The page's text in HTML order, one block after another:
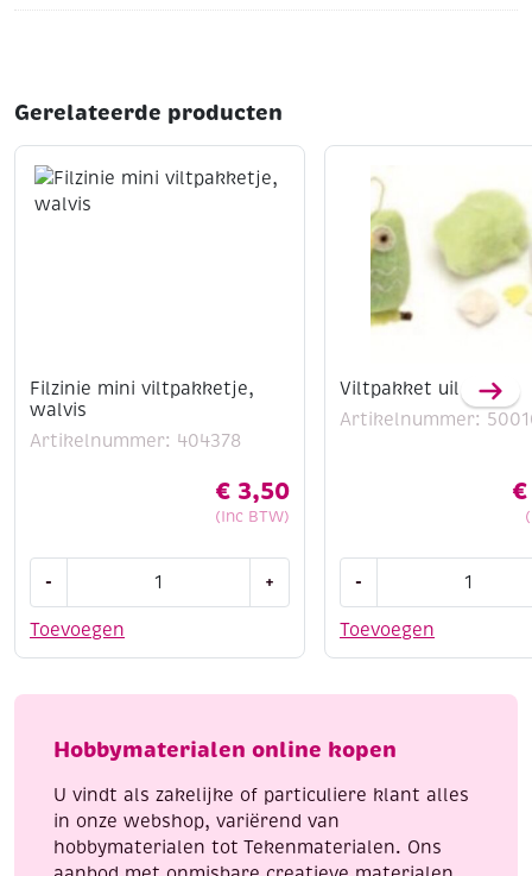
Gerelateerde producten
Filzinie mini viltpakketje,
walvis
Artikelnummer: 404378
€ 3,50
(Inc BTW)
Toevoegen
-
viltpakketje,
+
Viltpakket uil
Artikelnummer:
€
Toevoegen
-
aantal
Hobbymaterialen online kopen
U vindt als zakelijke of particuliere klant alles
in onze webshop, variërend van
hobbymaterialen tot Tekenmaterialen. Ons